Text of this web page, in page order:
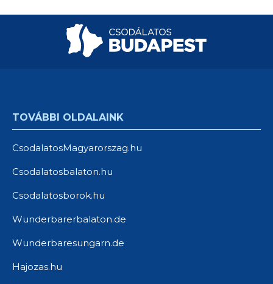
TOVÁBBI OLDALAINK
CsodalatosMagyarorszag.hu
Csodalatosbalaton.hu
Csodalatosborok.hu
Wunderbarerbalaton.de
Wunderbaresungarn.de
Hajozas.hu